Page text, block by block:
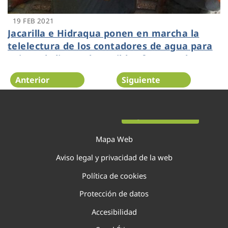
19 FEB 2021
Jacarilla e Hidraqua ponen en marcha la
telelectura de los contadores de agua para
avisar al cliente de posibles fugas en las
viviendas
Anterior Siguiente
Mapa Web
Aviso legal y privacidad de la web
Política de cookies
Protección de datos
Accesibilidad